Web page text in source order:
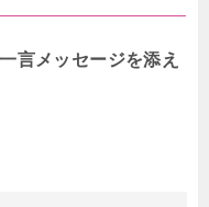
言メッセージを添え